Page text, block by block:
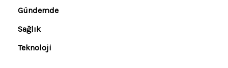
Gündemde
Sağlık
Teknoloji